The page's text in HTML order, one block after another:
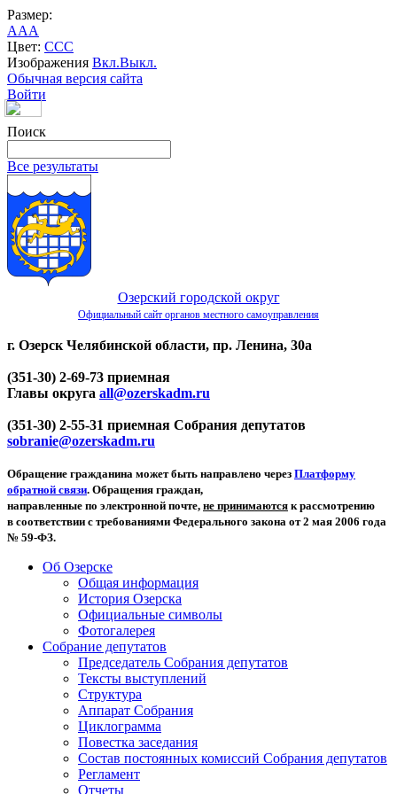
Размер:
AAA
Цвет: CCC
Изображения Вкл.Выкл.
Обычная версия сайта
Войти
Поиск
Все результаты
Озерский городской округ
Официальный сайт органов местного самоуправления
г. Озерск Челябинской области, пр. Ленина, 30а
(351-30) 2-69-73 приемная
Главы округа all@ozerskadm.ru
(351-30) 2-55-31 приемная Собрания депутатов
sobranie@ozerskadm.ru
Обращение гражданина может быть направлено через Платформу
обратной связи. Обращения граждан,
направленные по электронной почте, не принимаются к рассмотрению
в соответствии с требованиями Федерального закона от 2 мая 2006 года
№ 59-ФЗ.
Об Озерске
Общая информация
История Озерска
Официальные символы
Фотогалерея
Собрание депутатов
Председатель Собрания депутатов
Тексты выступлений
Структура
Аппарат Собрания
Циклограмма
Повестка заседания
Состав постоянных комиссий Собрания депутатов
Регламент
Отчеты